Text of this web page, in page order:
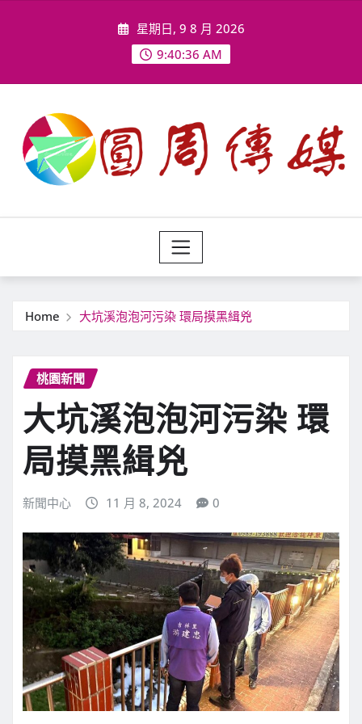
星期日, 9 8 月 2026
9:40:38 AM
Home 大坑溪泡泡河污染 環局摸黑緝兇
桃園新聞
大坑溪泡泡河污染 環
局摸黑緝兇
新聞中心 11 月 8, 2024 0